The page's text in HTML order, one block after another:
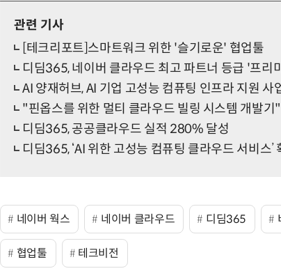
관련 기사
[테크리포트]스마트워크 위한 '슬기로운' 협업툴
디딤365, 네이버 클라우드 최고 파트너 등급 '프리
AI 양재허브, AI 기업 고성능 컴퓨팅 인프라 지원 사
"핀옵스를 위한 멀티 클라우드 빌링 시스템 개발기
디딤365, 공공클라우드 실적 280% 달성
디딤365, ‘AI 위한 고성능 컴퓨팅 클라우드 서비스’
네이버 웍스 네이버 클라우드 디딤365
협업툴 테크비전